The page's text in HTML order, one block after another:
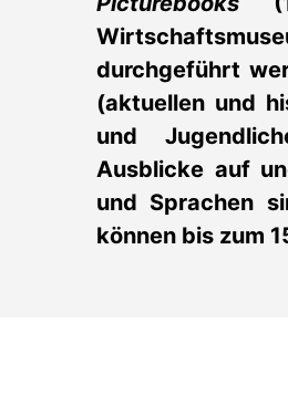
durchgeführt
(aktuellen und
und
Ausblicke auf
und Sprachen
können bis zum